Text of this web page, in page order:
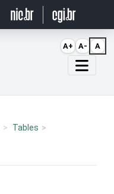
Tables
A+ A- A